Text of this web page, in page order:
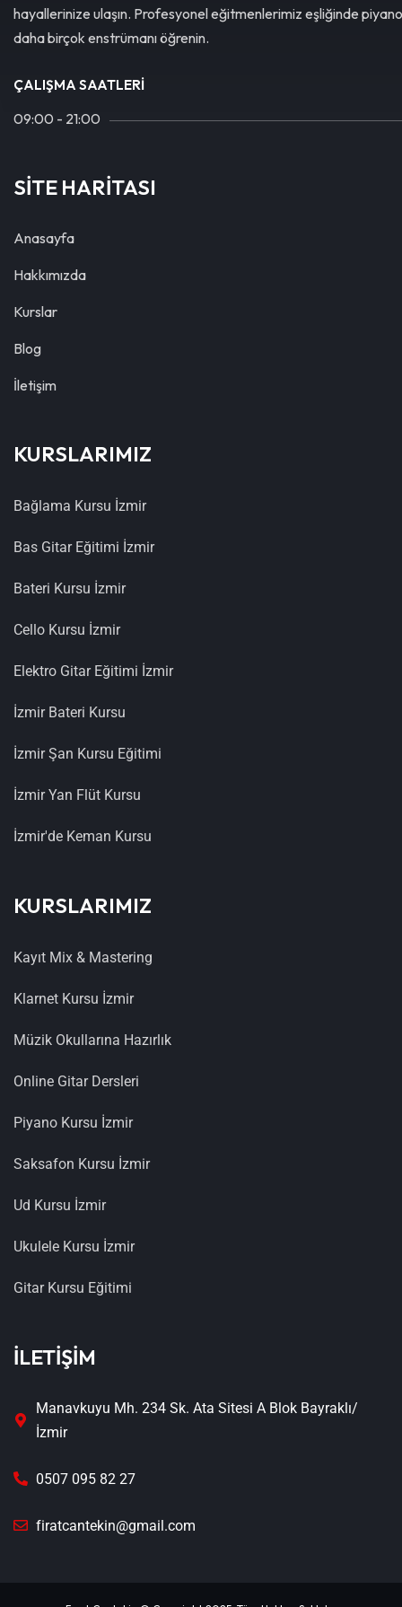
hayallerinize ulaşın. Profesyonel eğitmenlerimiz eşliğinde
daha birçok enstrümanı öğrenin.
ÇALIŞMA SAATLERI
09:00 - 21:00
SİTE HARİTASI
Anasayfa
Hakkımızda
Kurslar
Blog
İletişim
KURSLARIMIZ
Bağlama Kursu İzmir
Bas Gitar Eğitimi İzmir
Bateri Kursu İzmir
Cello Kursu İzmir
Elektro Gitar Eğitimi İzmir
İzmir Bateri Kursu
İzmir Şan Kursu Eğitimi
İzmir Yan Flüt Kursu
İzmir'de Keman Kursu
KURSLARIMIZ
Kayıt Mix & Mastering
Klarnet Kursu İzmir
Müzik Okullarına Hazırlık
Online Gitar Dersleri
Piyano Kursu İzmir
Saksafon Kursu İzmir
Ud Kursu İzmir
Ukulele Kursu İzmir
Gitar Kursu Eğitimi
İLETİŞİM
Manavkuyu Mh. 234 Sk. Ata Sitesi A Blok Bayraklı/
İzmir
0507 095 82 27
firatcantekin@gmail.com